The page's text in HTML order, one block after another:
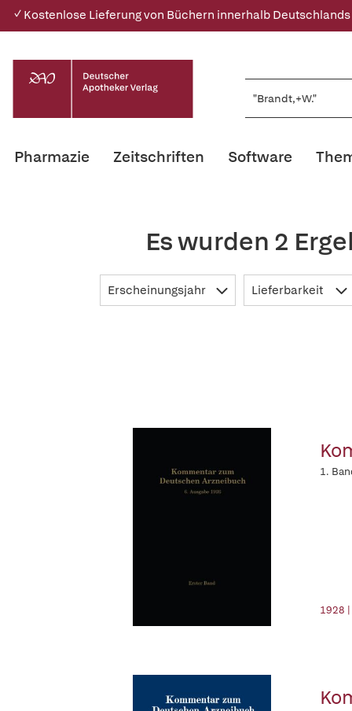
✓ Kostenlose Lieferung von Büchern innerhalb Deutschlands
Pharmazie Zeitschriften Software
Es wurden 2
Erscheinungsjahr Lieferbarkeit
1.
1928